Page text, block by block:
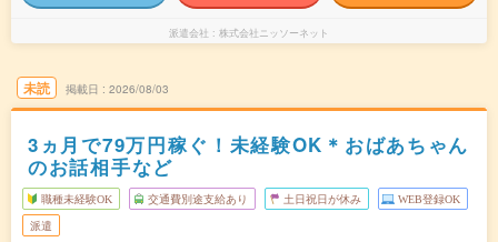
派遣会社 株式会社ニッソーネット
未読 掲載日 2026/08/03
3ヵ月で79万円稼ぐ！未経験OK＊おばあちゃん
のお話相手など
職種未経験OK 交通費別途支給あり 土日祝日が休み WEB登録OK
派遣